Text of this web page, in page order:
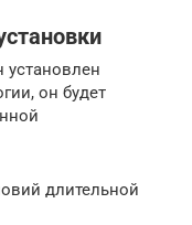
установлен
он будет
длительной